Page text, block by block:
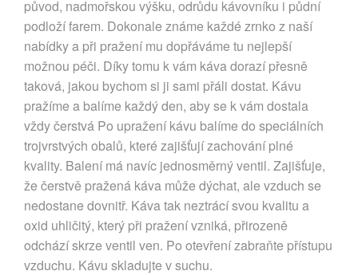
původ, nadmořskou výšku, odrůdu kávovníku i půdní
podloží farem. Dokonale známe každé zrnko z naší
nabídky a při pražení mu dopřáváme tu nejlepší
možnou péči. Díky tomu k vám káva dorazí přesně
taková, jakou bychom si ji sami přáli dostat. Kávu
pražíme a balíme každý den, aby se k vám dostala
vždy čerstvá Po upražení kávu balíme do speciálních
trojvrstvých obalů, které zajišťují zachování plné
kvality. Balení má navíc jednosměrný ventil. Zajišťuje,
že čerstvě pražená káva může dýchat, ale vzduch se
nedostane dovnitř. Káva tak neztrácí svou kvalitu a
oxid uhličitý, který při pražení vzniká, přirozeně
odchází skrze ventil ven. Po otevření zabraňte přístupu
vzduchu. Kávu skladujte v suchu.